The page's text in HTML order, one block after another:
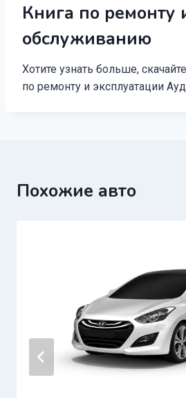
Книга по ремонту
обслуживанию
Хотите узнать больше,
по ремонту и эксплуатации
Похожие авто